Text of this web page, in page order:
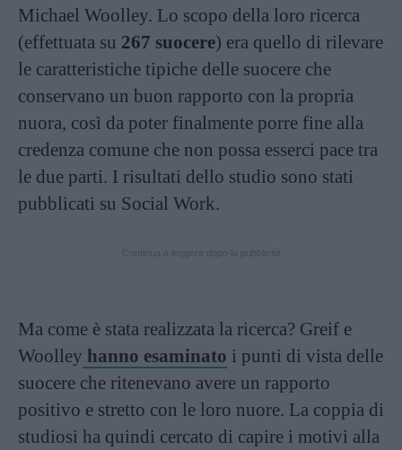
Michael Woolley. Lo scopo della loro ricerca
(effettuata su 267 suocere) era quello di rilevare
le caratteristiche tipiche delle suocere che
conservano un buon rapporto con la propria
nuora, così da poter finalmente porre fine alla
credenza comune che non possa esserci pace tra
le due parti. I risultati dello studio sono stati
pubblicati su Social Work.
Ma come è stata realizzata la ricerca? Greif e
Woolley hanno esaminato i punti di vista delle
suocere che ritenevano avere un rapporto
positivo e stretto con le loro nuore. La coppia di
studiosi ha quindi cercato di capire i motivi alla